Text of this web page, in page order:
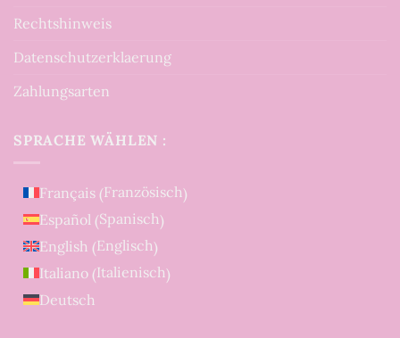
Rechtshinweis
Datenschutzerklaerung
Zahlungsarten
SPRACHE WÄHLEN :
Français (Französisch)
Español (Spanisch)
English (Englisch)
Italiano (Italienisch)
Deutsch